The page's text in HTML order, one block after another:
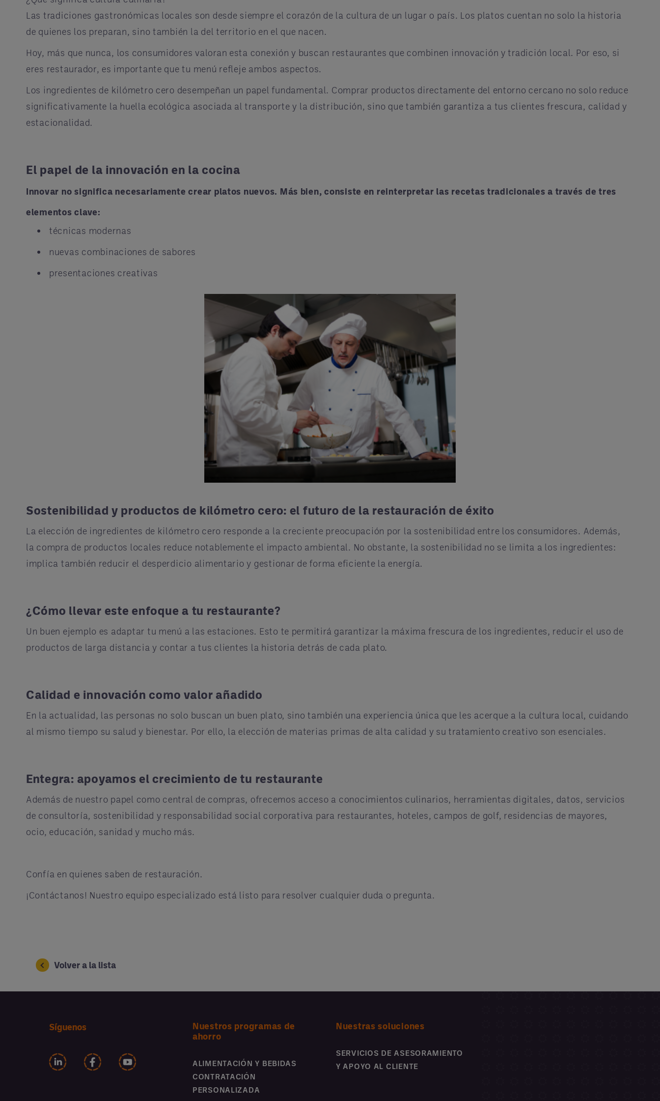
Las tradiciones gastronómicas locales son desde siempre el corazón de la cultura de un lugar o país. Los platos cuentan no solo la historia
de quienes los preparan, sino también la del territorio en el que nacen.
Hoy, más que nunca, los consumidores valoran esta conexión y buscan restaurantes que combinen innovación y tradición local. Por eso, si
eres restaurador, es importante que tu menú refleje ambos aspectos.
Los ingredientes de kilómetro cero desempeñan un papel fundamental. Comprar productos directamente del entorno cercano no solo reduce
significativamente la huella ecológica asociada al transporte y la distribución, sino que también garantiza a tus clientes frescura, calidad y
estacionalidad.
El papel de la innovación en la cocina
Innovar no significa necesariamente crear platos nuevos. Más bien, consiste en reinterpretar las recetas tradicionales a través de tres
elementos clave:
técnicas modernas
nuevas combinaciones de sabores
presentaciones creativas
Sostenibilidad y productos de kilómetro cero: el futuro de la restauración de éxito
La elección de ingredientes de kilómetro cero responde a la creciente preocupación por la sostenibilidad entre los consumidores. Además,
la compra de productos locales reduce notablemente el impacto ambiental. No obstante, la sostenibilidad no se limita a los ingredientes:
implica también reducir el desperdicio alimentario y gestionar de forma eficiente la energía.
¿Cómo llevar este enfoque a tu restaurante?
Un buen ejemplo es adaptar tu menú a las estaciones. Esto te permitirá garantizar la máxima frescura de los ingredientes, reducir el uso de
productos de larga distancia y contar a tus clientes la historia detrás de cada plato.
Calidad e innovación como valor añadido
En la actualidad, las personas no solo buscan un buen plato, sino también una experiencia única que les acerque a la cultura local, cuidando
al mismo tiempo su salud y bienestar. Por ello, la elección de materias primas de alta calidad y su tratamiento creativo son esenciales.
Entegra: apoyamos el crecimiento de tu restaurante
Además de nuestro papel como central de compras, ofrecemos acceso a conocimientos culinarios, herramientas digitales, datos, servicios
de consultoría, sostenibilidad y responsabilidad social corporativa para restaurantes, hoteles, campos de golf, residencias de mayores,
ocio, educación, sanidad y mucho más.
Confía en quienes saben de restauración.
¡Contáctanos! Nuestro equipo especializado está listo para resolver cualquier duda o pregunta.
Volver a la lista
Síguenos
Nuestros programas de
ahorro
ALIMENTACIÓN Y BEBIDAS
CONTRATACIÓN
PERSONALIZADA
Nuestras soluciones
SERVICIOS DE ASESORAMIENTO
Y APOYO AL CLIENTE